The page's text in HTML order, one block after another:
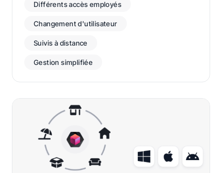
Différents accès employés
Changement d'utilisateur
Suivis à distance
Gestion simplifiée